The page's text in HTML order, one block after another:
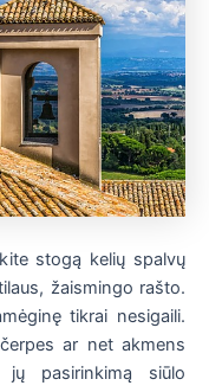
stogą kelių spalvų
žaismingo rašto.
tikrai nesigaili.
ar net akmens
jų pasirinkimą siūlo